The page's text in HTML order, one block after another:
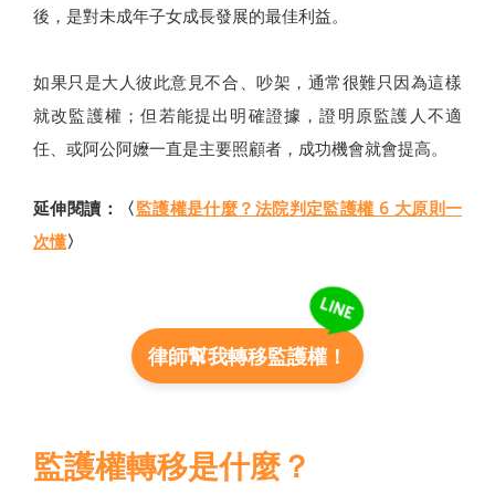
後，是對未成年子女成長發展的最佳利益。
如果只是大人彼此意見不合、吵架，通常很難只因為這樣
就改監護權；但若能提出明確證據，證明原監護人不適
任、或阿公阿嬤一直是主要照顧者，成功機會就會提高。
延伸閱讀：〈監護權是什麼？法院判定監護權 6 大原則一
次懂〉
律師幫我轉移監護權！
監護權轉移是什麼？